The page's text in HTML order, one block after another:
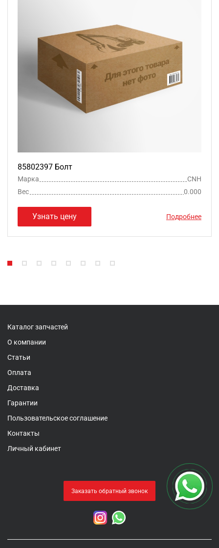
85802397 Болт
Марка
CNH
Вес
0.000
Узнать цену Подробнее
Каталог запчастей
О компании
Статьи
Оплата
Доставка
Гарантии
Пользовательское соглашение
Контакты
Личный кабинет
Заказать обратный звонок